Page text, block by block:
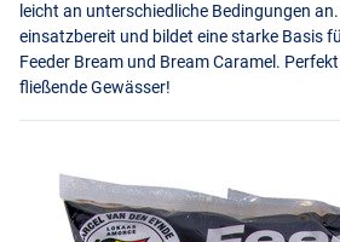
leicht an unterschiedliche Bedingungen
einsatzbereit und bildet eine starke Basis
Feeder Bream und Bream Caramel.
fließende Gewässer!